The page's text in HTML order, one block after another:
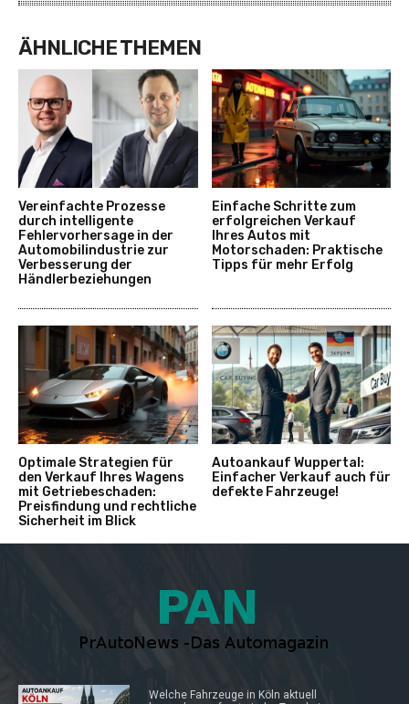
ÄHNLICHE THEMEN
Vereinfachte Prozesse
durch intelligente
Fehlervorhersage in der
Automobilindustrie zur
Verbesserung der
Händlerbeziehungen
Einfache Schritte zum
erfolgreichen Verkauf
Ihres Autos mit
Motorschaden: Praktische
Tipps für mehr Erfolg
Optimale Strategien für
den Verkauf Ihres Wagens
mit Getriebeschaden:
Preisfindung und rechtliche
Sicherheit im Blick
Autoankauf Wuppertal:
Einfacher Verkauf auch für
defekte Fahrzeuge!
Welche Fahrzeuge in Köln aktuell